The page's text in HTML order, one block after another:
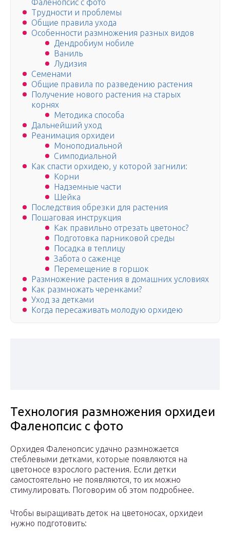
Фаленопсис с фото
Трудности и проблемы
Общие правила ухода
Особенности размножения разных видов
Дендробиум нобиле
Ваниль
Лудизия
Семенами
Общие правила по разведению растения
Получение нового растения на старых
корнях
Методика способа
Дальнейший уход
Реанимация орхидеи
Моноподиальной
Симподиальной
Как спасти орхидею, у которой загнили:
Корни
Надземные части
Шейка
Последствия обрезки для растения
Пошаговая инструкция
Как правильно отрезать цветонос?
Подготовка парниковой среды
Посадка в теплицу
Забота о саженце
Перемещение в горшок
Размножение растения в домашних условиях
Как размножать черенками?
Уход за детками
Когда пересаживать молодую орхидею
Технология размножения орхидеи
Фаленопсис с фото
Орхидея Фаленопсис удачно размножается
стеблевыми детками, которые появляются на
цветоносе взрослого растения. Если детки
самостоятельно не появляются, то их можно
стимулировать. Поговорим об этом подробнее.
Чтобы выращивать деток на цветоносах, орхидеи
нужно подготовить: